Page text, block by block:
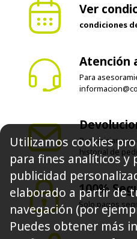
Ver
condiciones
Atención
Para
Para iniciar
historial de
100%
Solo pagos
Utilizamos cookies
para fines analíticos y
publicidad
elaborado a partir de
navegación (por
Puedes obtener más